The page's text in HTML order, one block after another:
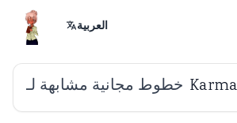
العربية
خطوط مجانية مشابهة لـ Karma